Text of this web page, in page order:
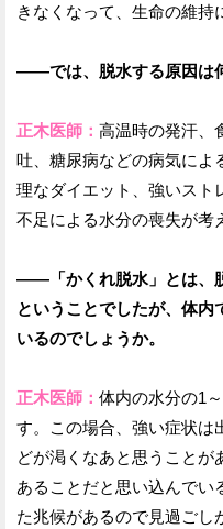
きなくなって、生命の維持
——では、脱水する原因は
正木医師： 高温時の発汗、
吐、糖尿病などの病気によ
理なダイエット、強いスト
不足による水分の喪失が考
——「かくれ脱水」とは、
ということでしたが、体内
いるのでしょうか。
正木医師： 体内の水分の1
す。この場合、強い症状は
どが渇くなあと思うことが
あることだと思い込んでい
た兆候があるので見過ごし